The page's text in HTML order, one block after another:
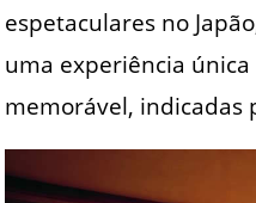
espetaculares no
uma experiência
memorável, indicadas